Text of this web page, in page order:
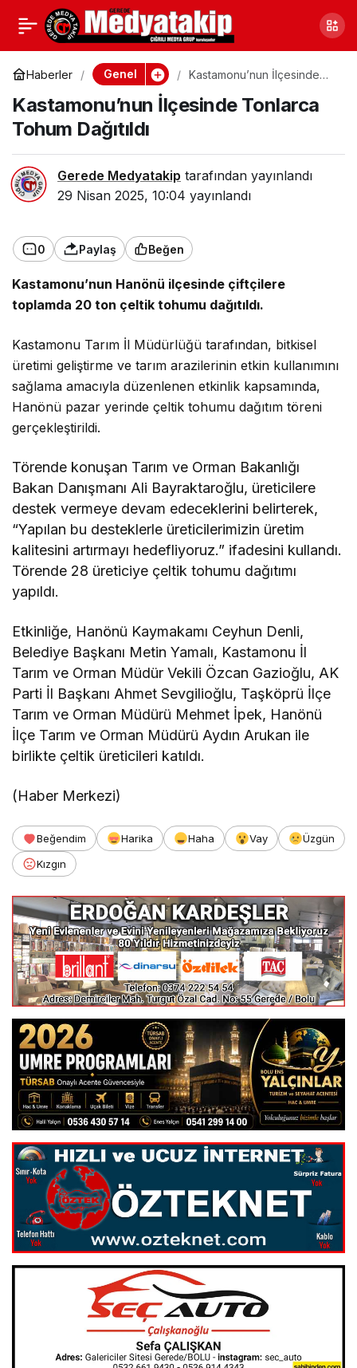
Haberler Genel
Kastamonu’nun İlçesinde
Kastamonu’nun İlçesinde Tonlarca
Tohum Dağıtıldı
Gerede Medyatakip tarafından yayınlandı
29 Nisan 2025, 10:04 yayınlandı
0 Paylaş Beğen
Kastamonu’nun Hanönü ilçesinde çiftçilere
toplamda 20 ton çeltik tohumu dağıtıldı.
Kastamonu Tarım İl Müdürlüğü tarafından, bitkisel
üretimi geliştirme ve tarım arazilerinin etkin kullanımını
sağlama amacıyla düzenlenen etkinlik kapsamında,
Hanönü pazar yerinde çeltik tohumu dağıtım töreni
gerçekleştirildi.
Törende konuşan Tarım ve Orman Bakanlığı
Bakan Danışmanı Ali Bayraktaroğlu, üreticilere
destek vermeye devam edeceklerini belirterek,
“Yapılan bu desteklerle üreticilerimizin üretim
kalitesini artırmayı hedefliyoruz.” ifadesini kullandı.
Törende 28 üreticiye çeltik tohumu dağıtımı
yapıldı.
Etkinliğe, Hanönü Kaymakamı Ceyhun Denli,
Belediye Başkanı Metin Yamalı, Kastamonu İl
Tarım ve Orman Müdür Vekili Özcan Gazioğlu, AK
Parti İl Başkanı Ahmet Sevgilioğlu, Taşköprü İlçe
Tarım ve Orman Müdürü Mehmet İpek, Hanönü
İlçe Tarım ve Orman Müdürü Aydın Arukan ile
birlikte çeltik üreticileri katıldı.
(Haber Merkezi)
Beğendim Harika Haha Vay
Üzgün
Kızgın
Ankara’da Hırsızlık
Suçundan Aranan Kadın
Yakalandı
Paylaş